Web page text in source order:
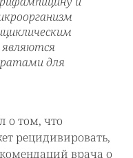
для
о том, что
рецидивировать,
врача о